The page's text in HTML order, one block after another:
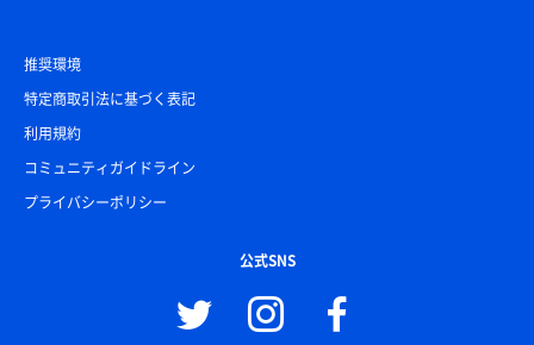
推奨環境
特定商取引法に基づく表記
利用規約
コミュニティガイドライン
プライバシーポリシー
公式SNS